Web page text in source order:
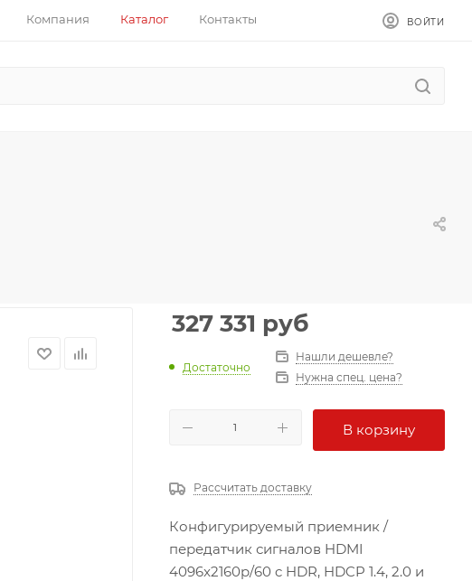
Компания Каталог Контакты ВОЙТИ
327 331 руб
Достаточно
Нашли дешевле?
Нужна спец. цена?
В корзину
Рассчитать доставку
Конфигурируемый приемник /
передатчик сигналов HDMI
4096x2160p/60 c HDR, HDCP 1.4, 2.0 и